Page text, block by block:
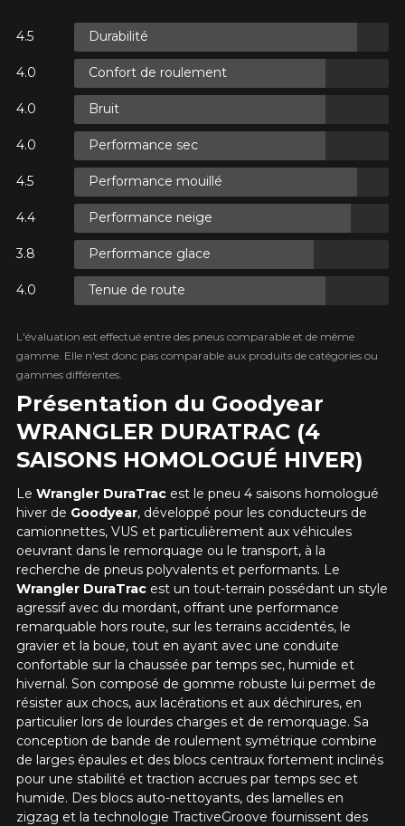
Présentation du Goodyear
WRANGLER DURATRAC (4
SAISONS HOMOLOGUÉ HIVER)
Le Wrangler DuraTracest le pneu 4 saisons homologué
hiver de Goodyear, développé pour les conducteurs de
camionnettes, VUS et particulièrement aux véhicules
oeuvrant dans le remorquage ou le transport, à la
recherche de pneus polyvalents et performants. Le
Wrangler DuraTracest un tout-terrain possédant un style
agressif avec du mordant, offrant une performance
remarquable hors route, sur les terrains accidentés, le
gravier et la boue, tout en ayant avec une conduite
confortable sur la chaussée par temps sec, humide et
hivernal. Son composé de gomme robuste lui permet de
résister aux chocs, aux lacérations et aux déchirures, en
particulier lors de lourdes charges et de remorquage. Sa
conception de bande de roulement symétrique combine
de larges épaules et des blocs centraux fortement inclinés
pour une stabilité et traction accrues par temps sec et
humide. Des blocs auto-nettoyants, des lamelles en
zigzag et la technologie TractiveGroove fournissent des
Durabilité
Confort de roulement
Bruit
Performance sec
Performance mouillé
Performance neige
Performance glace
Tenue de route
L'évaluation est effectué entre des pneus comparable et de même
gamme. Elle n'est donc pas comparable aux produits de catégories ou
gammes différentes.